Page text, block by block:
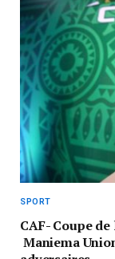
SPORT
CAF- Coupe
Maniema